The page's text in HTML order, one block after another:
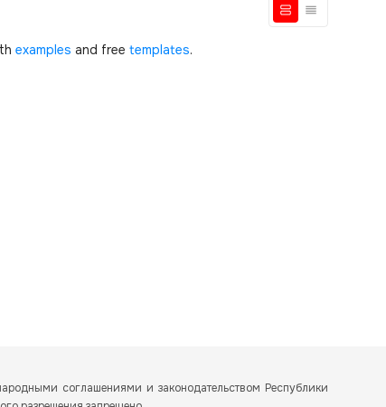
examples and free templates.
соглашениями и законодательством Республики